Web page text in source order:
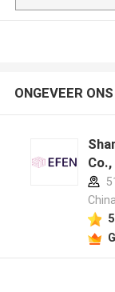
ONGEVEER ONS